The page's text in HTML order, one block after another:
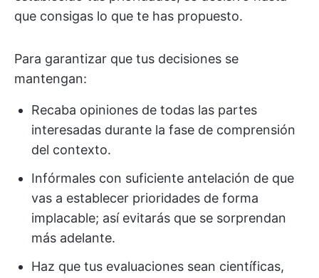
que consigas lo que te has propuesto.
Para garantizar que tus decisiones se
mantengan:
Recaba opiniones de todas las partes
interesadas durante la fase de comprensión
del contexto.
Infórmales con suficiente antelación de que
vas a establecer prioridades de forma
implacable; así evitarás que se sorprendan
más adelante.
Haz que tus evaluaciones sean científicas,